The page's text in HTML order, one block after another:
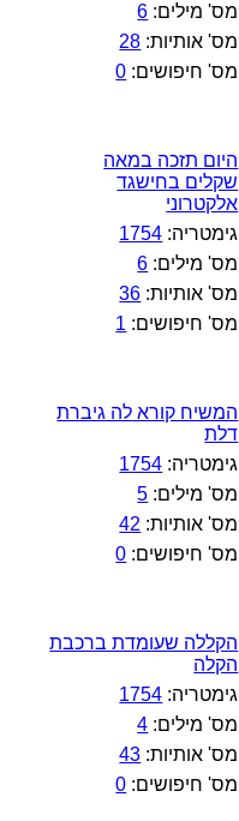
מס' מילים: 6
מס' אותיות: 28
מס' חיפושים: 0
היום תזכה במאה
שקלים בחישגד
אלקטרוני
גימטריה: 1754
מס' מילים: 6
מס' אותיות: 36
מס' חיפושים: 1
המשיח קורא לה גיברת
דלת
גימטריה: 1754
מס' מילים: 5
מס' אותיות: 42
מס' חיפושים: 0
הקללה שעומדת ברכבת
הקלה
גימטריה: 1754
מס' מילים: 4
מס' אותיות: 43
מס' חיפושים: 0